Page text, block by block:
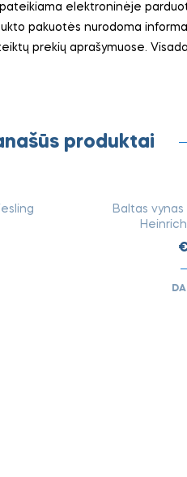
elektroninėje
pakuotės nurodoma
prekių aprašymuose.
produktai
Baltas